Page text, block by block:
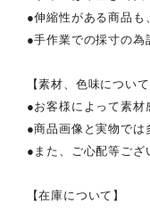
●伸縮性がある商品も
●手作業での採寸の為
【素材、色味について
●お客様によって素材
●商品画像と実物では
●また、ご心配等ござ
【在庫について】